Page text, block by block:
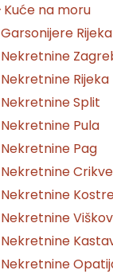
Kuće na moru
Garsonijere Rijeka
Nekretnine
Nekretnine Rijeka
Nekretnine Split
Nekretnine Pula
Nekretnine Pag
Nekretnine
Nekretnine
Nekretnine
Nekretnine
Nekretnine